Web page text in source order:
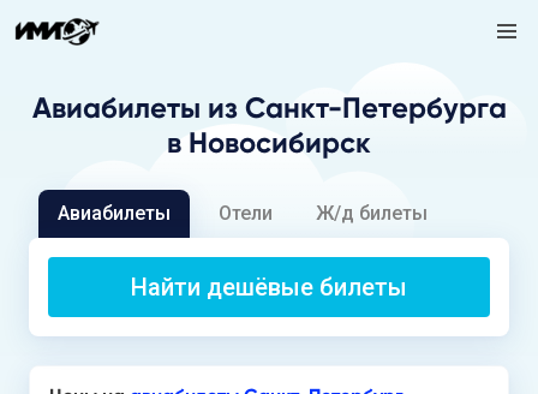
Авиабилеты из Санкт-Петербурга
в Новосибирск
Авиабилеты Отели Ж/д билеты
Найти дешёвые билеты